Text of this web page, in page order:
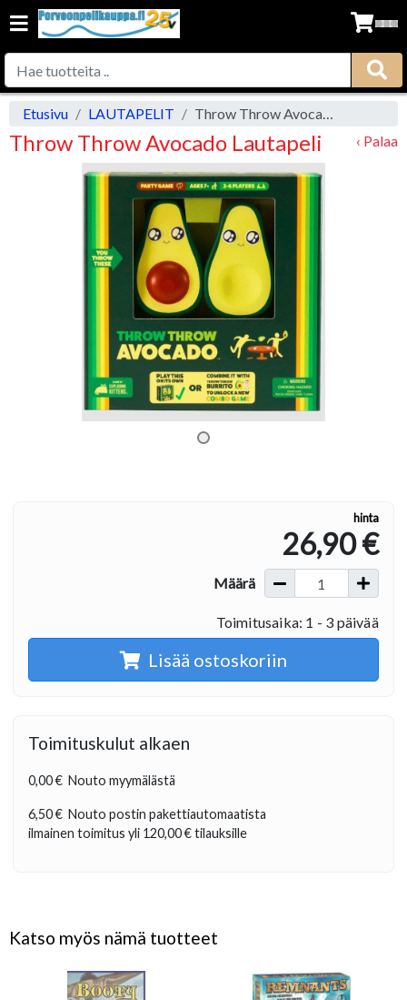
Etusivu LAUTAPELIT Throw Throw Avocado Lautapeli
Throw Throw Avocado Lautapeli ‹ Palaa
hinta
26,90 €
Määrä
Toimitusaika: 1 - 3 päivää
Lisää ostoskoriin
Toimituskulut alkaen
0,00 € Nouto myymälästä
6,50 € Nouto postin pakettiautomaatista
ilmainen toimitus yli 120,00 €tilauksille
Katso myös nämä tuotteet